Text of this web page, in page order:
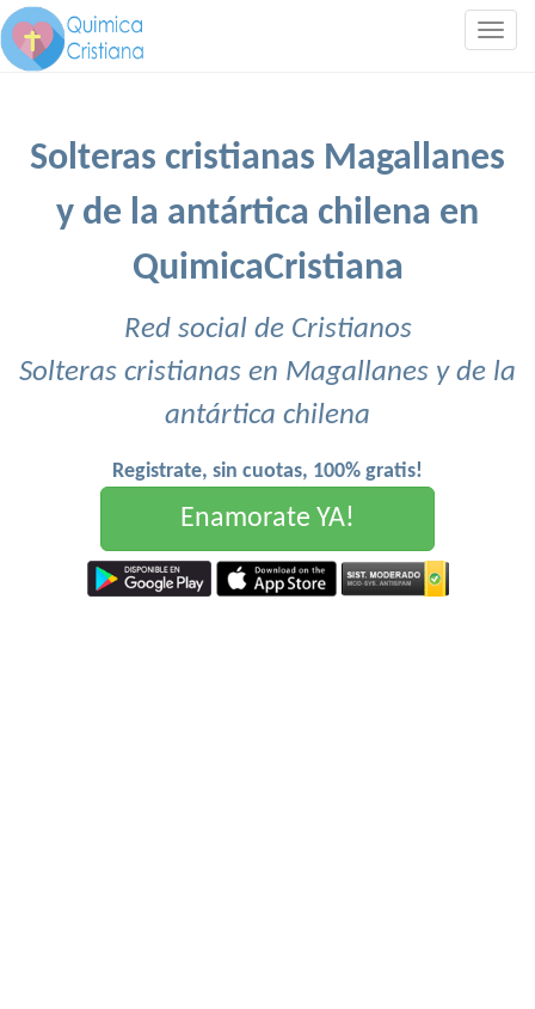
Solteras cristianas Magallanes
y de la antártica chilena en
QuimicaCristiana
Red social de Cristianos
Solteras cristianas en Magallanes y de la
antártica chilena
Registrate, sin cuotas, 100% gratis!
Enamorate YA!